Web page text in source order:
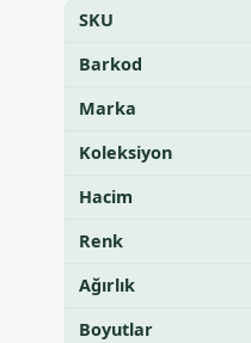
SKU
Barkod
Marka
Koleksiyon
Hacim
Renk
Ağırlık
Boyutlar